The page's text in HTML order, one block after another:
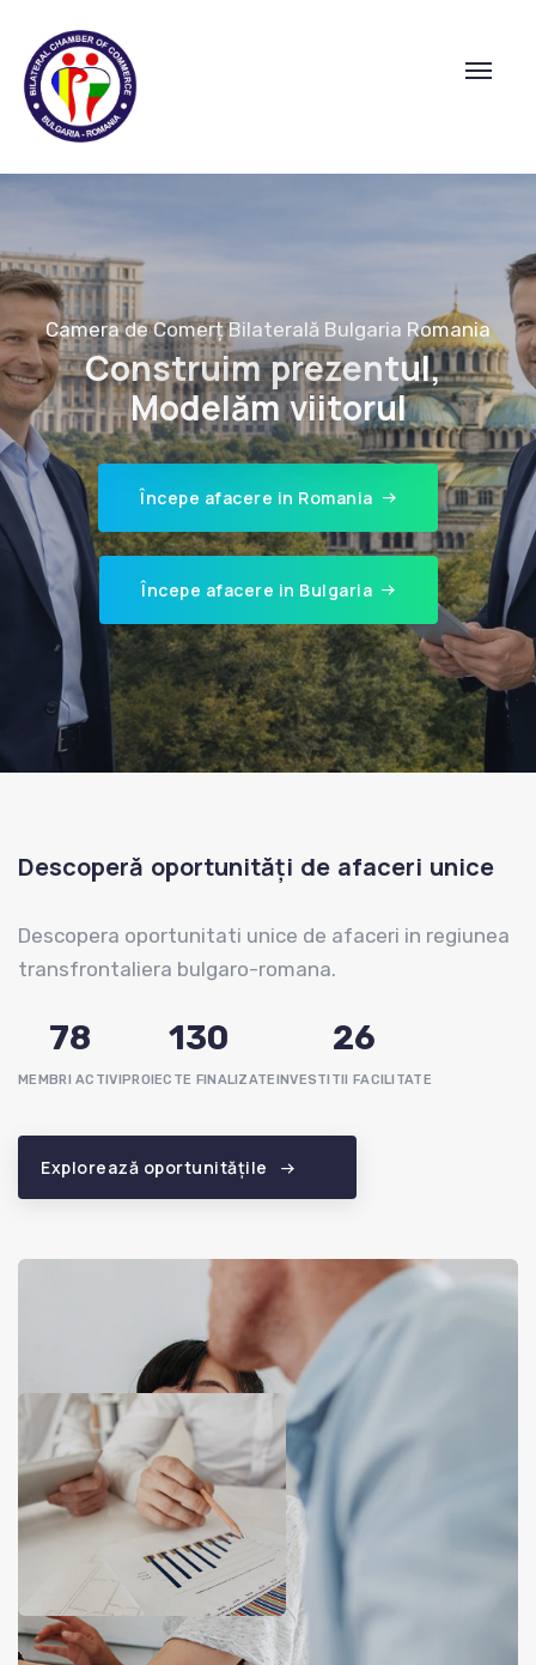
Camera de Comerț Bilaterală Bulgaria Romania
Construim prezentul,
Modelăm viitorul
Începe afacere in Romania
Începe afacere in Bulgaria
Descoperă oportunități de afaceri unice
Descopera oportunitati unice de afaceri in regiunea
transfrontaliera bulgaro-romana.
78
MEMBRI ACTIVI
130
PROIECTE FINALIZATE
26
INVESTITII FACILITATE
Explorează oportunitățile